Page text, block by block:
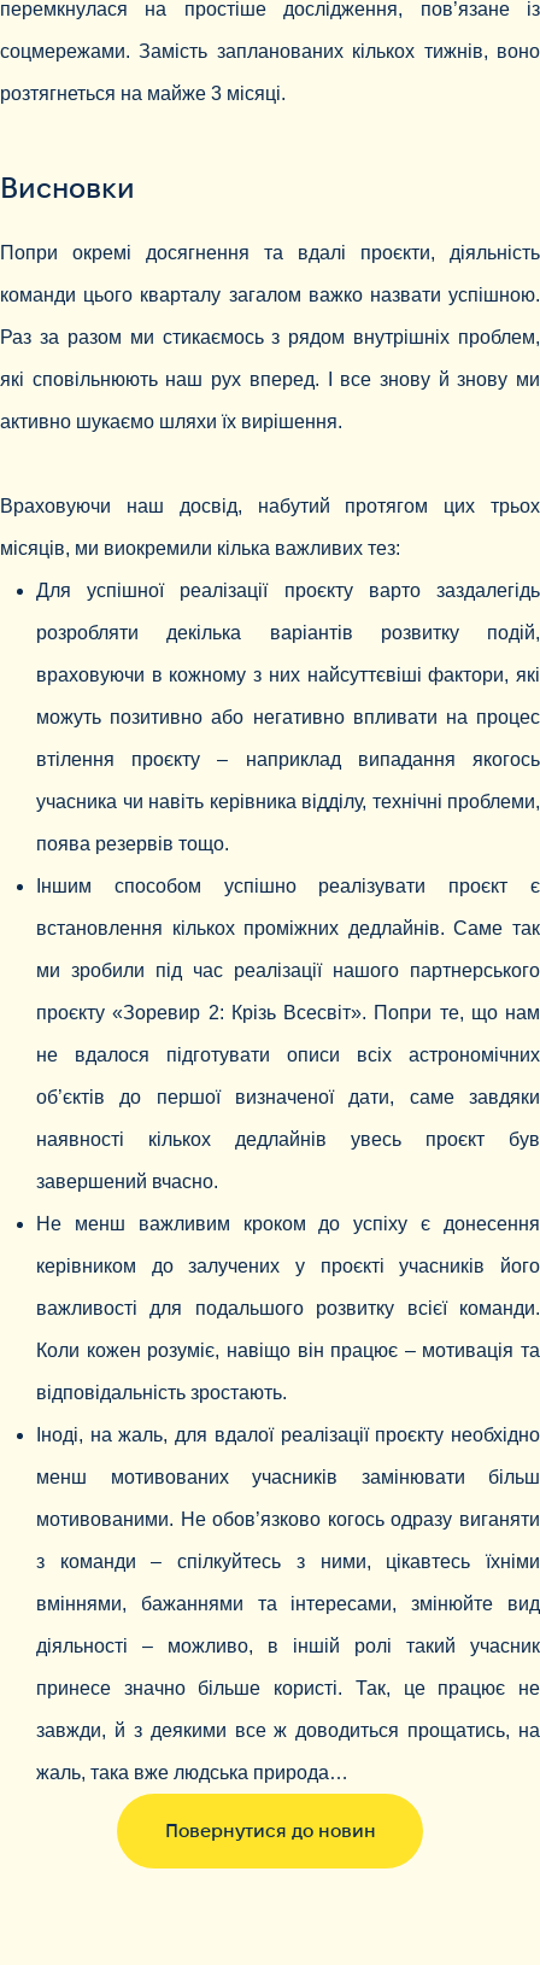
перемкнулася на простіше дослідження, пов’язане із
соцмережами. Замість запланованих кількох тижнів, воно
розтягнеться на майже 3 місяці.
Висновки
Попри окремі досягнення та вдалі проєкти, діяльність
команди цього кварталу загалом важко назвати успішною.
Раз за разом ми стикаємось з рядом внутрішніх проблем,
які сповільнюють наш рух вперед. І все знову й знову ми
активно шукаємо шляхи їх вирішення.
Враховуючи наш досвід, набутий протягом цих трьох
місяців, ми виокремили кілька важливих тез:
Для успішної реалізації проєкту варто заздалегідь
розробляти декілька варіантів розвитку подій,
враховуючи в кожному з них найсуттєвіші фактори, які
можуть позитивно або негативно впливати на процес
втілення проєкту – наприклад випадання якогось
учасника чи навіть керівника відділу, технічні проблеми,
поява резервів тощо.
Іншим способом успішно реалізувати проєкт є
встановлення кількох проміжних дедлайнів. Саме так
ми зробили під час реалізації нашого партнерського
проєкту «Зоревир 2: Крізь Всесвіт». Попри те, що нам
не вдалося підготувати описи всіх астрономічних
об’єктів до першої визначеної дати, саме завдяки
наявності кількох дедлайнів увесь проєкт був
завершений вчасно.
Не менш важливим кроком до успіху є донесення
керівником до залучених у проєкті учасників його
важливості для подальшого розвитку всієї команди.
Коли кожен розуміє, навіщо він працює – мотивація та
відповідальність зростають.
Іноді, на жаль, для вдалої реалізації проєкту необхідно
менш мотивованих учасників замінювати більш
мотивованими. Не обов’язково когось одразу виганяти
з команди – спілкуйтесь з ними, цікавтесь їхніми
вміннями, бажаннями та інтересами, змінюйте вид
діяльності – можливо, в іншій ролі такий учасник
принесе значно більше користі. Так, це працює не
завжди, й з деякими все ж доводиться прощатись, на
жаль, така вже людська природа…
Повернутися до новин